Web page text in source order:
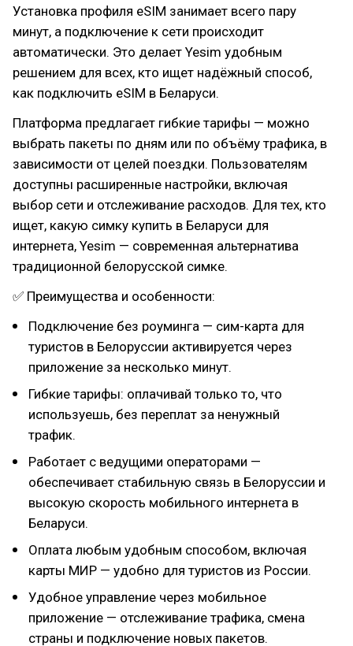
Установка профиля eSIM занимает всего пару
минут, а подключение к сети происходит
автоматически. Это делает Yesim удобным
решением для всех, кто ищет надёжный способ,
как подключить eSIM в Беларуси.
Платформа предлагает гибкие тарифы — можно
выбрать пакеты по дням или по объёму трафика, в
зависимости от целей поездки. Пользователям
доступны расширенные настройки, включая
выбор сети и отслеживание расходов. Для тех, кто
ищет, какую симку купить в Беларуси для
интернета, Yesim — современная альтернатива
традиционной белорусской симке.
✅ Преимущества и особенности:
Подключение без роуминга — сим-карта для
туристов в Белоруссии активируется через
приложение за несколько минут.
Гибкие тарифы: оплачивай только то, что
используешь, без переплат за ненужный
трафик.
Работает с ведущими операторами —
обеспечивает стабильную связь в Белоруссии и
высокую скорость мобильного интернета в
Беларуси.
Оплата любым удобным способом, включая
карты МИР — удобно для туристов из России.
Удобное управление через мобильное
приложение — отслеживание трафика, смена
страны и подключение новых пакетов.